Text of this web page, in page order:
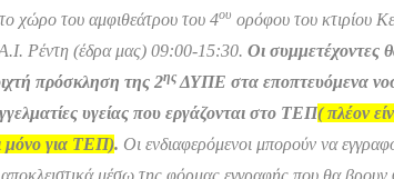
χώρο του αμφιθεάτρου του 4ου ορόφου του κτιρίου
Ρέντη (έδρα μας) 09:00-15:30.Οι συμμετέχοντες
πρόσκληση της 2ηςΔΥΠΕ στα εποπτευόμενα
υγείας που εργάζονται στο ΤΕΠ( πλέον
μόνο για ΤΕΠ). Οι ενδιαφερόμενοι μπορούν να